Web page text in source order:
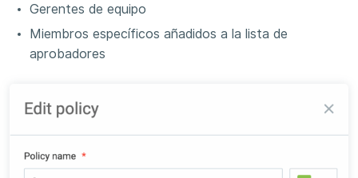
Gerentes de equipo
Miembros específicos añadidos a la lista de
aprobadores